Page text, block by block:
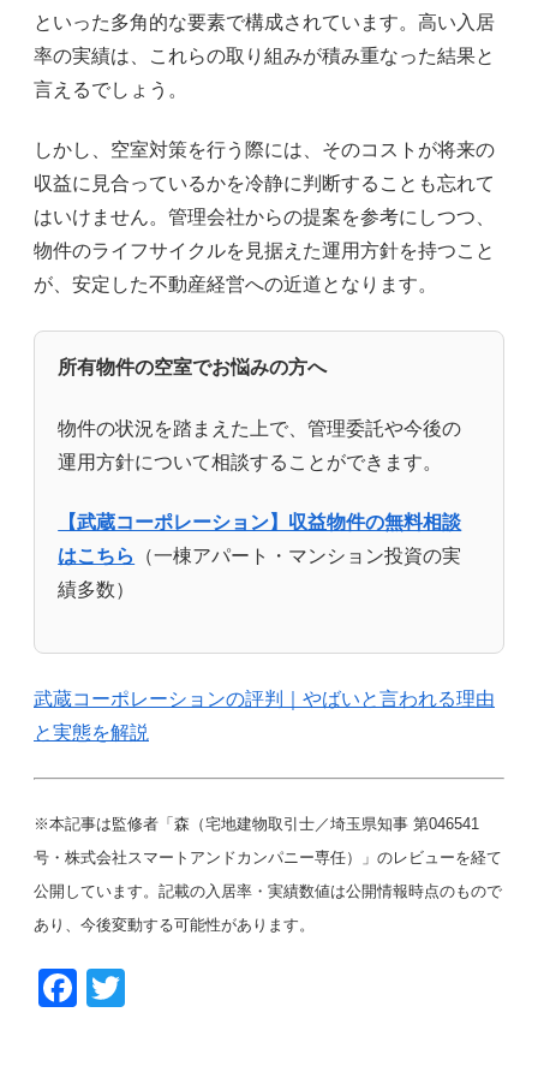
といった多角的な要素で構成されています。高い入居
率の実績は、これらの取り組みが積み重なった結果と
言えるでしょう。
しかし、空室対策を行う際には、そのコストが将来の
収益に見合っているかを冷静に判断することも忘れて
はいけません。管理会社からの提案を参考にしつつ、
物件のライフサイクルを見据えた運用方針を持つこと
が、安定した不動産経営への近道となります。
所有物件の空室でお悩みの方へ
物件の状況を踏まえた上で、管理委託や今後の
運用方針について相談することができます。
【武蔵コーポレーション】収益物件の無料相談
はこちら
（一棟アパート・マンション投資の実
績多数）
武蔵コーポレーションの評判｜やばいと言われる理由
と実態を解説
※本記事は監修者「森（宅地建物取引士／埼玉県知事 第046541
号・株式会社スマートアンドカンパニー専任）」のレビューを経て
公開しています。記載の入居率・実績数値は公開情報時点のもので
あり、今後変動する可能性があります。
F